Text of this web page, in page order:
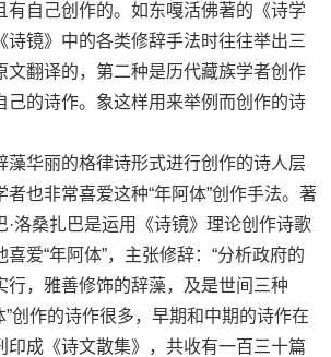
有自己创作的。如东嘎活佛著的《诗学
诗镜》中的各类修辞手法时往往举出三
文翻译的，第二种是历代藏族学者创作
己的诗作。象这样用来举例而创作的诗
华丽的格律诗形式进行创作的诗人层
也非常喜爱这种“年阿体”创作手法。著
·洛桑扎巴是运用《诗镜》理论创作诗歌
爱“年阿体”，主张修辞：“分析政府的
行，雅善修饰的辞藻，及是世间三种
”创作的诗作很多，早期和中期的诗作在
印成《诗文散集》，共收有一百三十篇